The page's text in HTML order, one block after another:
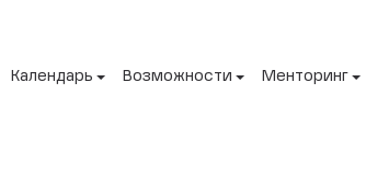
Календарь Возможности Менторинг